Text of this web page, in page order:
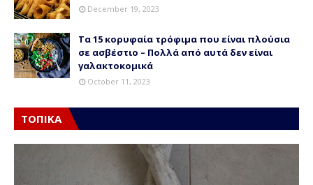
December 19, 2023
Τα 15 κορυφαία τρόφιμα που είναι πλούσια
σε ασβέστιο – Πολλά από αυτά δεν είναι
γαλακτοκομικά
October 11, 2023
ΤΟΠΙΚΑ